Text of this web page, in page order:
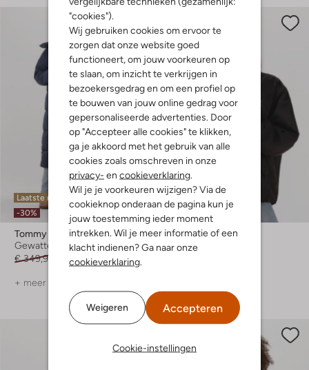
"cookies").
Wij gebruiken cookies om ervoor te
zorgen dat onze website goed
functioneert, om jouw voorkeuren op
te slaan, om inzicht te verkrijgen in
bezoekersgedrag en om een profiel op
te bouwen van jouw online gedrag voor
gepersonaliseerde advertenties. Door
op "Accepteer alle cookies" te klikken,
ga je akkoord met het gebruik van alle
cookies zoals omschreven in onze
privacy- en cookieverklaring
Wil je je voorkeuren wijzigen? Via de
cookieknop onderaan de pagina kun je
jouw toestemming ieder moment
intrekken. Wil je meer informatie of een
klacht indienen? Ga naar onze
cookieverklaring
Weigeren Accepteren
Cookie-instellingen
Laatste maten
-30%
Tommy Jeans
Gewatteerde jas
€ 349,99
€ 244,99
+ meer kleuren
Laatste maten
Tommy Jeans
Jack